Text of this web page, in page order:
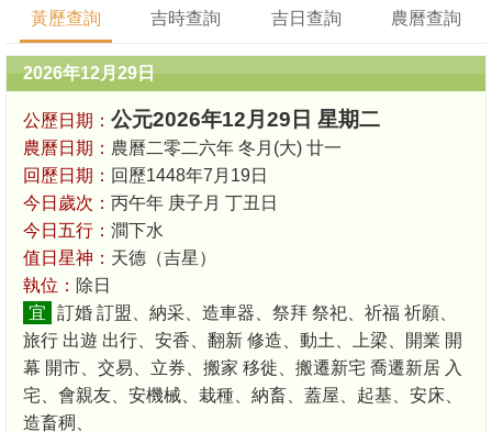
黃歷查詢 吉時查詢 吉日查詢 農曆查詢
2026年12月29日
公歷日期： 公元2026年12月29日 星期二
農曆日期： 農曆二零二六年 冬月(大) 廿一
回歷日期： 回歷1448年7月19日
今日歲次： 丙午年 庚子月 丁丑日
今日五行： 澗下水
值日星神： 天德（吉星）
執位： 除日
宜
訂婚 訂盟、納采、造車器、祭拜 祭祀、祈福 祈願、
旅行 出遊 出行、安香、翻新 修造、動土、上梁、開業 開
幕 開市、交易、立券、搬家 移徙、搬遷新宅 喬遷新居 入
宅、會親友、安機械、栽種、納畜、蓋屋、起基、安床、
造畜稠、